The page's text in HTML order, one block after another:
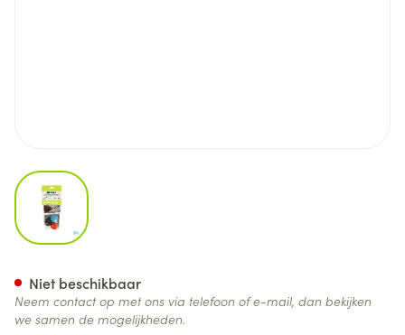
View larger image
Niet beschikbaar
Neem contact op met ons via telefoon of e-mail, dan bekijken
we samen de mogelijkheden.